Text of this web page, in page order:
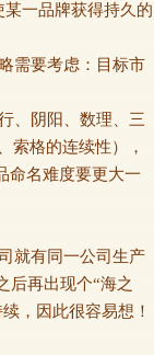
一品牌获得持久的
需要考虑：目标市
、阴阳、数理、三
索格的连续性），
命名难度要更大一
就有同一公司生产
后再出现个“海之
，因此很容易想！